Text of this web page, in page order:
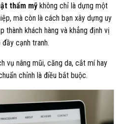
thẩm mỹ không chỉ là dựng một
mà còn là cách bạn xây dựng uy
thành khách hàng và khẳng định vị
cạnh tranh.
vụ nâng mũi, căng da, cắt mí hay
chỉnh là điều bắt buộc.